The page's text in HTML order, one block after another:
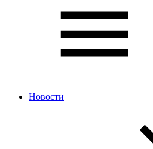
Новости